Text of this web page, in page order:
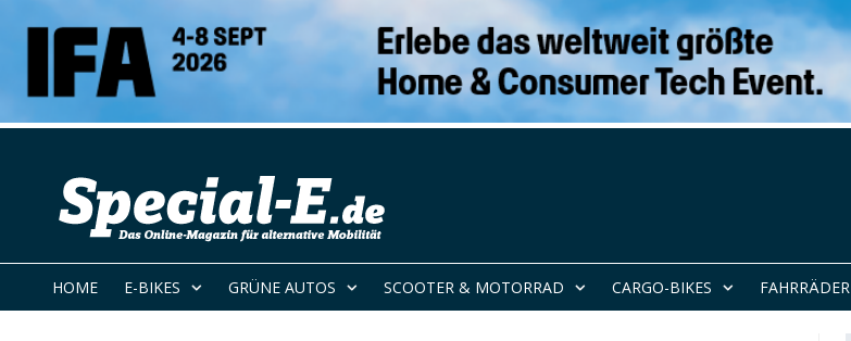
HOME E-BIKES GRÜNE AUTOS SCOOTER & MOTORRAD CARGO-BIKES FAHRRÄDER